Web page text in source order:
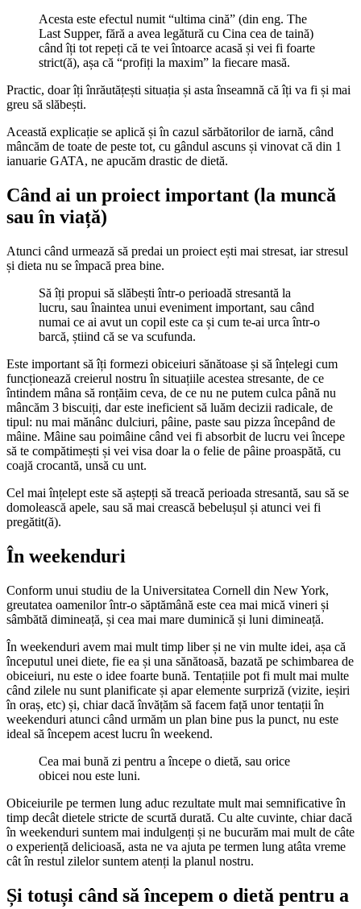
Acesta este efectul numit “ultima cină” (din eng. The
Last Supper, fără a avea legătură cu Cina cea de taină)
când îți tot repeți că te vei întoarce acasă și vei fi foarte
strict(ă), așa că “profiți la maxim” la fiecare masă.
Practic, doar îți înrăutățești situația și asta înseamnă că îți va fi și mai
greu să slăbești.
Această explicație se aplică și în cazul sărbătorilor de iarnă, când
mâncăm de toate de peste tot, cu gândul ascuns și vinovat că din 1
ianuarie GATA, ne apucăm drastic de dietă.
Când ai un proiect important (la muncă
sau în viață)
Atunci când urmează să predai un proiect ești mai stresat, iar stresul
și dieta nu se împacă prea bine.
Să îți propui să slăbești într-o perioadă stresantă la
lucru, sau înaintea unui eveniment important, sau când
numai ce ai avut un copil este ca și cum te-ai urca într-o
barcă, știind că se va scufunda.
Este important să îți formezi obiceiuri sănătoase și să înțelegi cum
funcționează creierul nostru în situațiile acestea stresante, de ce
întindem mâna să ronțăim ceva, de ce nu ne putem culca până nu
mâncăm 3 biscuiți, dar este ineficient să luăm decizii radicale, de
tipul: nu mai mănânc dulciuri, pâine, paste sau pizza începând de
mâine. Mâine sau poimâine când vei fi absorbit de lucru vei începe
să te compătimești și vei visa doar la o felie de pâine proaspătă, cu
coajă crocantă, unsă cu unt.
Cel mai înțelept este să aștepți să treacă perioada stresantă, sau să se
domolească apele, sau să mai crească bebelușul și atunci vei fi
pregătit(ă).
În weekenduri
Conform unui studiu de la Universitatea Cornell din New York,
greutatea oamenilor într-o săptămână este cea mai mică vineri și
sâmbătă dimineață, și cea mai mare duminică și luni dimineață.
În weekenduri avem mai mult timp liber și ne vin multe idei, așa că
începutul unei diete, fie ea și una sănătoasă, bazată pe schimbarea de
obiceiuri, nu este o idee foarte bună. Tentațiile pot fi mult mai multe
când zilele nu sunt planificate și apar elemente surpriză (vizite, ieșiri
în oraș, etc) și, chiar dacă învățăm să facem față unor tentații în
weekenduri atunci când urmăm un plan bine pus la punct, nu este
ideal să începem acest lucru în weekend.
Cea mai bună zi pentru a începe o dietă, sau orice
obicei nou este luni.
Obiceiurile pe termen lung aduc rezultate mult mai semnificative în
timp decât dietele stricte de scurtă durată. Cu alte cuvinte, chiar dacă
în weekenduri suntem mai indulgenți și ne bucurăm mai mult de câte
o experiență delicioasă, asta ne va ajuta pe termen lung atâta vreme
cât în restul zilelor suntem atenți la planul nostru.
Și totuși când să începem o dietă pentru a